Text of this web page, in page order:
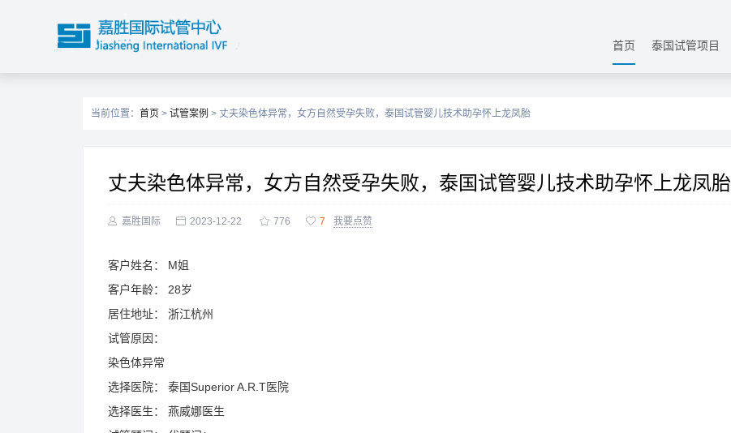
首页 泰国试管项目
当前位置： 首页 > 试管案例 > 丈夫染色体异常，女方自然受孕失败，泰国试管婴儿技术助孕怀上龙凤胎
丈夫染色体异常，女方自然受孕失败，泰国试管婴儿技术助孕怀上龙凤胎
 嘉胜国际  2023-12-22  776  7 我要点赞
客户姓名：
M姐
客户年龄：
28岁
居住地址：
浙江杭州
试管原因：
染色体异常
选择医院：
泰国Superior A.R.T医院
选择医生：
燕威娜医生